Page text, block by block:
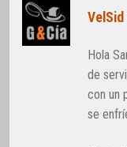
VelSid
Hola
de
con un
se